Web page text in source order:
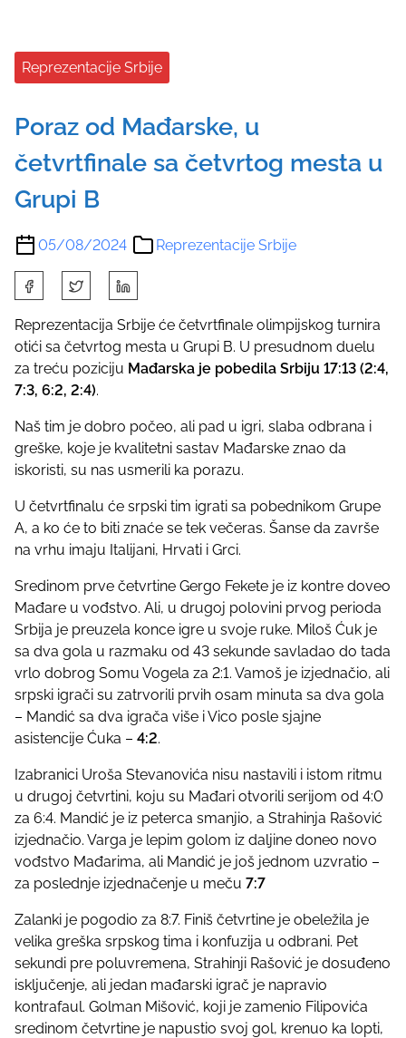
Reprezentacije Srbije
Poraz od Mađarske, u
četvrtfinale sa četvrtog mesta u
Grupi B
05/08/2024 Reprezentacije Srbije
h
a
r
e
t
i
s
p
o
s
n
:
Reprezentacija Srbije će četvrtfinale olimpijskog turnira
otići sa četvrtog mesta u Grupi B. U presudnom duelu
za treću poziciju Mađarska je pobedila Srbiju 17:13 (2:4,
7:3, 6:2, 2:4).
Naš tim je dobro počeo, ali pad u igri, slaba odbrana i
greške, koje je kvalitetni sastav Mađarske znao da
iskoristi, su nas usmerili ka porazu.
U četvrtfinalu će srpski tim igrati sa pobednikom Grupe
A, a ko će to biti znaće se tek večeras. Šanse da završe
na vrhu imaju Italijani, Hrvati i Grci.
Sredinom prve četvrtine Gergo Fekete je iz kontre doveo
Mađare u vođstvo. Ali, u drugoj polovini prvog perioda
Srbija je preuzela konce igre u svoje ruke. Miloš Ćuk je
sa dva gola u razmaku od 43 sekunde savladao do tada
vrlo dobrog Somu Vogela za 2:1. Vamoš je izjednačio, ali
srpski igrači su zatrvorili prvih osam minuta sa dva gola
– Mandić sa dva igrača više i Vico posle sjajne
asistencije Ćuka – 4:2.
Izabranici Uroša Stevanovića nisu nastavili i istom ritmu
u drugoj četvrtini, koju su Mađari otvorili serijom od 4:0
za 6:4. Mandić je iz peterca smanjio, a Strahinja Rašović
izjednačio. Varga je lepim golom iz daljine doneo novo
vođstvo Mađarima, ali Mandić je još jednom uzvratio –
za poslednje izjednačenje u meču 7:7
Zalanki je pogodio za 8:7. Finiš četvrtine je obeležila je
velika greška srpskog tima i konfuzija u odbrani. Pet
sekundi pre poluvremena, Strahinji Rašović je dosuđeno
isključenje, ali jedan mađarski igrač je napravio
kontrafaul. Golman Mišović, koji je zamenio Filipovića
sredinom četvrtine je napustio svoj gol, krenuo ka lopti,